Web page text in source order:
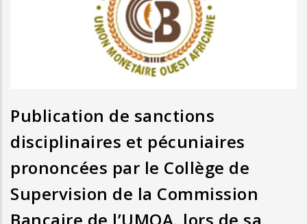
Publication de sanctions
disciplinaires et pécuniaires
prononcées par le Collège de
Supervision de la Commission